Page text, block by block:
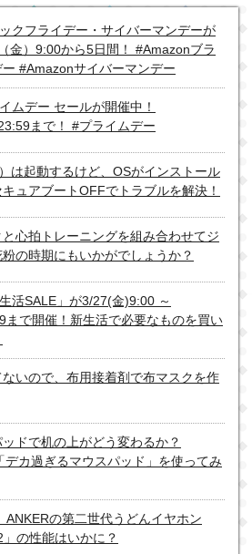
クフライデー・サイバーマンデーが
金）9:00から5日間！ #Amazonブラ
ー #Amazonサイバーマンデー
ムデー セールが開催中！
まで！ #プライムデー
は起動するけど、OSがインストール
ュアブートOFFでトラブルを解決！
心拍トレーニングを組み合わせてジ
粉の時期にもいかがでしょうか？
活SALE」が3/27(金)9:00 ～
まで開催！新生活で必要なものを買い
いので、布用接着剤で布マスクを作
ドで机の上がどう変わるか？
デカ過ぎるマウスパッド」を使ってみ
ANKERの第二世代うどんイヤホン
」の性能はいかに？